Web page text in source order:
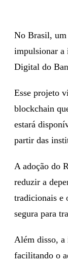
No Brasil, um
impulsionar a
Digital do
Esse projeto
blockchain
estará
partir das
A adoção do
reduzir a
tradicionais e
segura para
Além disso, a
facilitando o